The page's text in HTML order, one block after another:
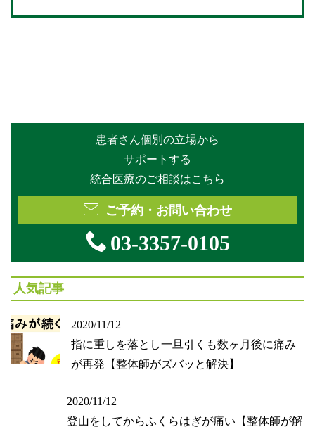
患者さん個別の立場から
サポートする
統合医療のご相談はこちら
ご予約・お問い合わせ
03-3357-0105
人気記事
2020/11/12
指に重しを落とし一旦引くも数ヶ月後に痛み
が再発【整体師がズバッと解決】
2020/11/12
登山をしてからふくらはぎが痛い【整体師が解